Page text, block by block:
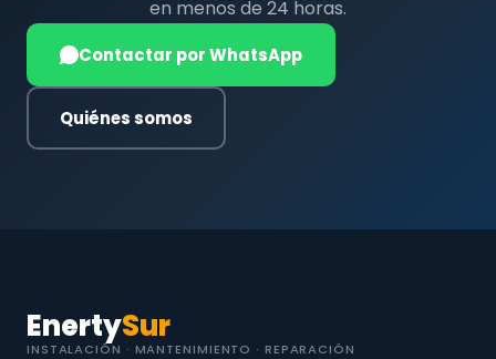
en menos de 24 horas.
Contactar por WhatsApp
Quiénes somos
EnertySur
INSTALACIÓN · MANTENIMIENTO · REPARACIÓN